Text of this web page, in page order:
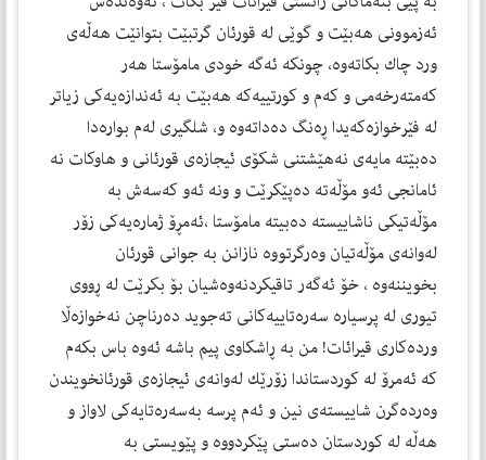
ئه‌زموونی هه‌بێت و گوێی له‌ قورئان گرتبێت بتوانێت هه‌ڵه‌ی
ورد چاك بكاته‌وه‌، چونكه‌ ئه‌گه‌ خودی مامۆستا هه‌ر
كه‌مته‌رخه‌می و كه‌م و كورتییه‌كه‌ هه‌بێت به‌ ئه‌ندازه‌یه‌كی زیاتر
له‌ فێرخوازه‌كه‌یدا ڕه‌نگ ده‌داته‌وه‌ و، شلگیری له‌م بواره‌دا
ده‌بێته‌ مایه‌ی نه‌هێشتنی شكۆی ئیجازه‌ی قورئانی و هاوكات نه‌
ئامانجی ئه‌و مۆڵه‌ته‌ ده‌پێكرێت و ونه‌ ئه‌و كه‌سه‌ش به‌
مۆڵه‌تیكی ناشاییسته‌ ده‌بیته‌ مامۆستا ،ئه‌مڕۆ ژماره‌یه‌كی زۆر
له‌وانه‌ی مۆڵه‌تیان وه‌رگرتووه‌ نازانن به‌ جوانی قورئان
بخویننه‌وه‌ ، خۆ ئه‌گه‌ر تاقیكردنه‌وه‌شیان بۆ بكرێت له‌ ڕووی
تیوری له‌ پرسیاره‌ سه‌ره‌تاییه‌كانی ته‌جوید ده‌رناچن نه‌خوازه‌ڵا
ورده‌كاری قیرائات! من به‌ ڕاشكاوی پیم باشه‌ ئه‌وه‌ باس بكه‌م
كه‌ ئه‌مرۆ له‌ كوردستاندا زۆرێك له‌وانه‌ی ئیجازه‌ی قورئانخویندن
وه‌رده‌گرن شاییسته‌ی نین و ئه‌م پرسه‌ به‌سه‌ره‌تایه‌كی لاواز و
هه‌ڵه‌ له‌ كوردستان ده‌ستی پێكردووه‌ و پێویستی به‌